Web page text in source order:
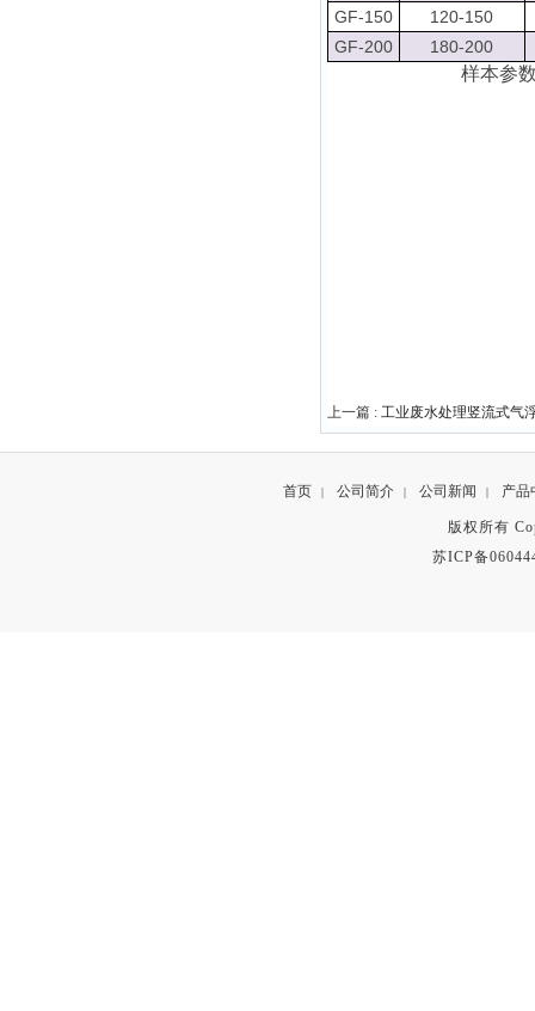
GF-150
120-150
GF-200
180-200
样本参
上一篇 : 工业废水处理竖流式气
首页 | 公司简介 | 公司新闻 | 产品
版权所有
苏ICP备